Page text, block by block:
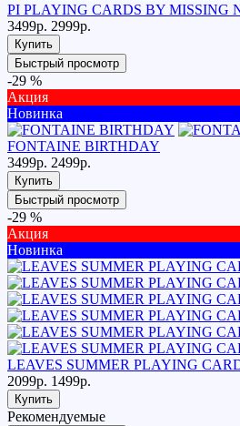
PI PLAYING CARDS BY MISSING
3499р. 2999р.
Купить
Быстрый просмотр
-29 %
Акция
Новинка
FONTAINE BIRTHDAY
3499р. 2499р.
Купить
Быстрый просмотр
-29 %
Акция
Новинка
LEAVES SUMMER PLAYING
2099р. 1499р.
Купить
Рекомендуемые